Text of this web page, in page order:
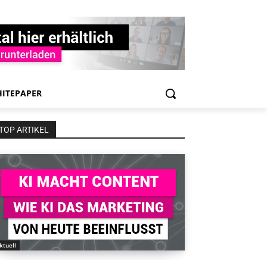
ARTIKEL